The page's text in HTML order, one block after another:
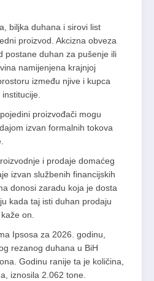
biljka duhana i sirovi list
proizvod. Akcizna obveza
postane duhan za pušenje ili
namijenjena krajnjoj
između njive i kupca
proizvođači mogu
izvan formalnih tokova
i prodaje domaćeg
izvan službenih financijskih
donosi zaradu koja je dosta
kada taj isti duhan prodaju
on.
Ipsosa za 2026. godinu,
rezanog duhana u BiH
Godinu ranije ta je količina,
iznosila 2.062 tone.